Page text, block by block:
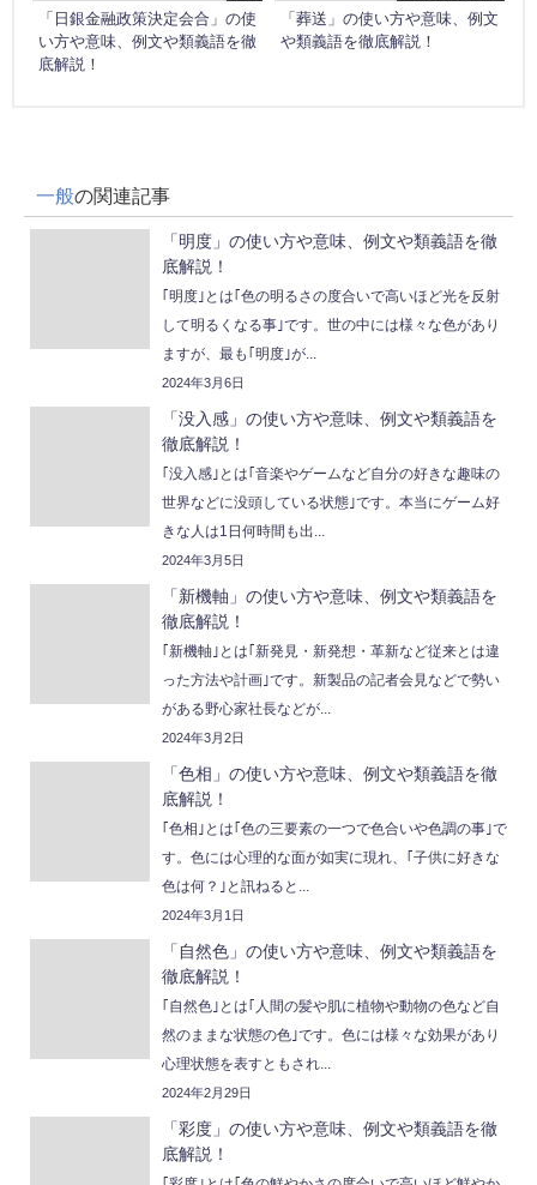
「日銀金融政策決定会合」の使
い方や意味、例文や類義語を徹
底解説！
「葬送」の使い方や意味、例文
や類義語を徹底解説！
一般の関連記事
「明度」の使い方や意味、例文や類義語を徹
底解説！
｢明度｣とは｢色の明るさの度合いで高いほど光を反射
して明るくなる事｣です。世の中には様々な色があり
ますが、最も｢明度｣が...
2024年3月6日
「没入感」の使い方や意味、例文や類義語を
徹底解説！
｢没入感｣とは｢音楽やゲームなど自分の好きな趣味の
世界などに没頭している状態｣です。本当にゲーム好
きな人は1日何時間も出...
2024年3月5日
「新機軸」の使い方や意味、例文や類義語を
徹底解説！
｢新機軸｣とは｢新発見・新発想・革新など従来とは違
った方法や計画｣です。新製品の記者会見などで勢い
がある野心家社長などが...
2024年3月2日
「色相」の使い方や意味、例文や類義語を徹
底解説！
｢色相｣とは｢色の三要素の一つで色合いや色調の事｣で
す。色には心理的な面が如実に現れ、｢子供に好きな
色は何？｣と訊ねると...
2024年3月1日
「自然色」の使い方や意味、例文や類義語を
徹底解説！
｢自然色｣とは｢人間の髪や肌に植物や動物の色など自
然のままな状態の色｣です。色には様々な効果があり
心理状態を表すともされ...
2024年2月29日
「彩度」の使い方や意味、例文や類義語を徹
底解説！